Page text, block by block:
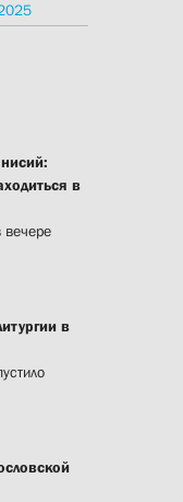
в
вечере
в